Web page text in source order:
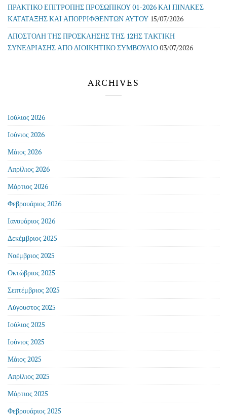
ΠΡΑΚΤΙΚΟ ΕΠΙΤΡΟΠΗΣ ΠΡΟΣΩΠΙΚΟΥ 01-2026 ΚΑΙ ΠΙΝΑΚΕΣ
ΚΑΤΑΤΑΞΗΣ ΚΑΙ ΑΠΟΡΡΙΦΘΕΝΤΩΝ ΑΥΤΟΥ 15/07/2026
ΑΠΟΣΤΟΛΗ ΤΗΣ ΠΡΟΣΚΛΗΣΗΣ ΤΗΣ 12ΗΣ ΤΑΚΤΙΚΗ
ΣΥΝΕΔΡΙΑΣΗΣ ΑΠΟ ΔΙΟΙΚΗΤΙΚΟ ΣΥΜΒΟΥΛΙΟ03/07/2026
ARCHIVES
Ιούλιος 2026
Ιούνιος 2026
Μάιος 2026
Απρίλιος 2026
Μάρτιος 2026
Φεβρουάριος 2026
Ιανουάριος 2026
Δεκέμβριος 2025
Νοέμβριος 2025
Οκτώβριος 2025
Σεπτέμβριος 2025
Αύγουστος 2025
Ιούλιος 2025
Ιούνιος 2025
Μάιος 2025
Απρίλιος 2025
Μάρτιος 2025
Φεβρουάριος 2025